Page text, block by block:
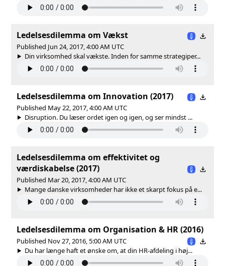
Ledelsesdilemma om Vækst
Published Jun 24, 2017, 4:00 AM UTC
Din virksomhed skal vækste. Inden for samme strategiper...
Ledelsesdilemma om Innovation (2017)
Published May 22, 2017, 4:00 AM UTC
Disruption. Du læser ordet igen og igen, og ser mindst ...
Ledelsesdilemma om effektivitet og
værdiskabelse (2017)
Published Mar 20, 2017, 4:00 AM UTC
Mange danske virksomheder har ikke et skarpt fokus på e...
Ledelsesdilemma om Organisation & HR (2016)
Published Nov 27, 2016, 5:00 AM UTC
Du har længe haft et ønske om, at din HR-afdeling i høj...